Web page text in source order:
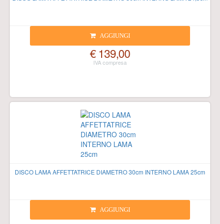
AGGIUNGI
€ 139,00
DISCO LAMA AFFETTATRICE DIAMETRO 30cm INTERNO LAMA 25cm
AGGIUNGI